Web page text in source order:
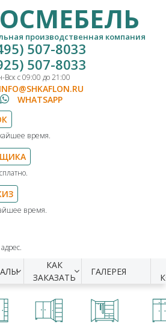
производственная компания
507-8033
507-8033
Вск с 09:00 до 21:00
INFO@SHKAFLON.RU
WHATSAPP
время.
время.
КАК
ЗАКАЗАТЬ
ГАЛЕРЕЯ